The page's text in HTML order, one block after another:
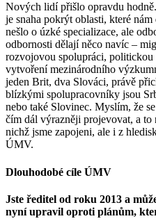
Nových lidí přišlo opravdu
je snaha pokrýt oblasti, které
nešlo o úzké specializace, ale
odbornosti dělají něco navíc –
rozvojovou spolupráci,
vytvoření mezinárodního
jeden Brit, dva Slováci, právě
blízkými spolupracovníky jsou
nebo také Slovinec. Myslím, že
čím dál výrazněji projevovat, a to
nichž jsme zapojeni, ale i z
ÚMV.
Dlouhodobé cíle ÚMV
Jste ředitel od roku 2013 a
nyní upravil oproti plánům,